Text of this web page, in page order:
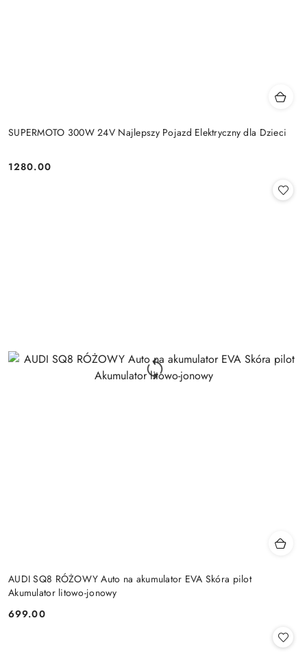
SUPERMOTO 300W 24V Najlepszy Pojazd Elektryczny dla Dzieci
Cena:
1280.00
AUDI SQ8 RÓŻOWY Auto na akumulator EVA Skóra pilot
Akumulator litowo-jonowy
Cena:
699.00